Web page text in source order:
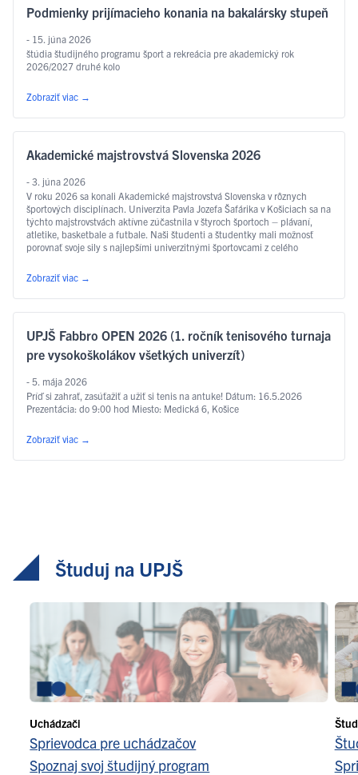
Podmienky prijímacieho konania na bakalársky stupeň
- 15. júna 2026
štúdia študijného programu šport a rekreácia pre akademický rok
2026/2027 druhé kolo
Zobraziť viac →
Akademické majstrovstvá Slovenska 2026
- 3. júna 2026
V roku 2026 sa konali Akademické majstrovstvá Slovenska v rôznych
športových disciplínach. Univerzita Pavla Jozefa Šafárika v Košiciach sa na
týchto majstrovstvách aktívne zúčastnila v štyroch športoch – plávaní,
atletike, basketbale a futbale. Naši študenti a študentky mali možnosť
porovnať svoje sily s najlepšími univerzitnými športovcami z celého
… Čítať ďalej
Zobraziť viac →
UPJŠ Fabbro OPEN 2026 (1. ročník tenisového turnaja
pre vysokoškolákov všetkých univerzít)
- 5. mája 2026
Príď si zahrať, zasúťažiť a užiť si tenis na antuke! Dátum: 16.5.2026
Prezentácia: do 9:00 hod Miesto: Medická 6, Košice
Zobraziť viac →
Študuj na UPJŠ
Uchádzači
Sprievodca pre uchádzačov
Spoznaj svoj študijný program